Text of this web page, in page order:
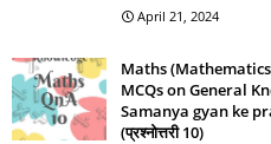
April 21, 2024
Maths
MCQs on General
Samanya gyan ke
(प्रश्नोत्तरी 10)